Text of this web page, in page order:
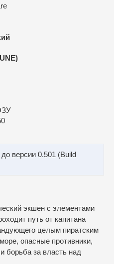
версии 0.501 (Build
экшен с элементами
путь от капитана
целым пиратским
опасные противники,
борьба за власть над